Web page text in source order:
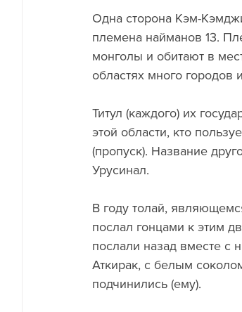
Одна сторона Кэм-
племена найманов 13.
монголы и обитают в
областях много
Титул (каждого) их
этой области, кто
(пропуск). Название
Урусинал.
В году толай,
послал гонцами к этим
послали назад вместе с
Аткирак, с белым
подчинились (ему).